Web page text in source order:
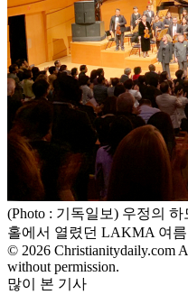
(Photo : 기독일보) 우정의
홀에서 열렸던 LAKMA 여
© 2026 Christianitydaily.com
without permission.
많이 본 기사